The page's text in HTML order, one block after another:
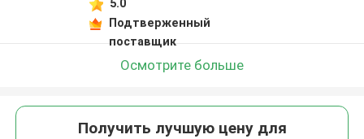
5.0
Подтверженный
поставщик
Осмотрите больше
Получить лучшую цену для